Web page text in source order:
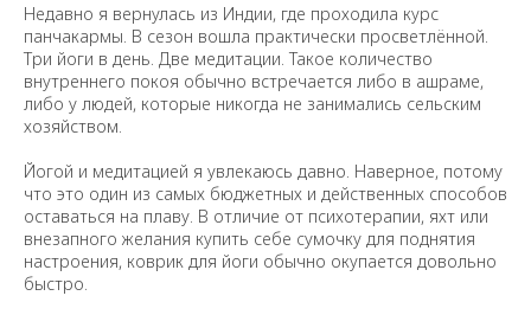
Недавно я вернулась из Индии, где проходила курс
панчакармы. В сезон вошла практически просветлённой.
Три йоги в день. Две медитации. Такое количество
внутреннего покоя обычно встречается либо в ашраме,
либо у людей, которые никогда не занимались сельским
хозяйством.
Йогой и медитацией я увлекаюсь давно. Наверное, потому
что это один из самых бюджетных и действенных способов
оставаться на плаву. В отличие от психотерапии, яхт или
внезапного желания купить себе cумочку для поднятия
настроения, коврик для йоги обычно окупается довольно
быстро.